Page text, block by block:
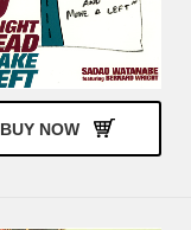
BUY NOW